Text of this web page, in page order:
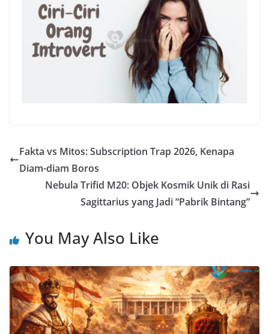
Fakta vs Mitos: Subscription Trap 2026, Kenapa
Diam-diam Boros
Nebula Trifid M20: Objek Kosmik Unik di Rasi
Sagittarius yang Jadi “Pabrik Bintang”
You May Also Like